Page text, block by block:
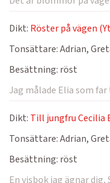
Dikt: Röster på vägen
Tonsättare:Adrian,
Besättning: röst
Jag målade Elia som
Dikt: Till jungfru Cecilia
Tonsättare:Adrian,
Besättning: röst
En visbok jag ägnar dig,